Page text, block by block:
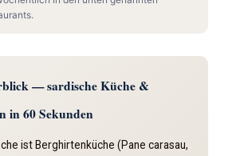
— sardische Küche &
in 60 Sekunden
ist Berghirtenküche (Pane carasau,